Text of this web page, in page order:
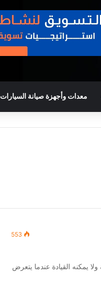
معدات وأجهزة صيانة السيارات
553
يمكنه القيادة عندما يتعرض